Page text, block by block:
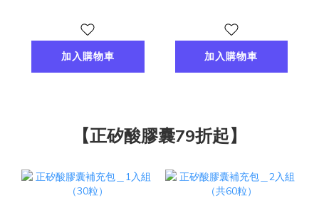
加入購物車 加入購物車
【正矽酸膠囊79折起】